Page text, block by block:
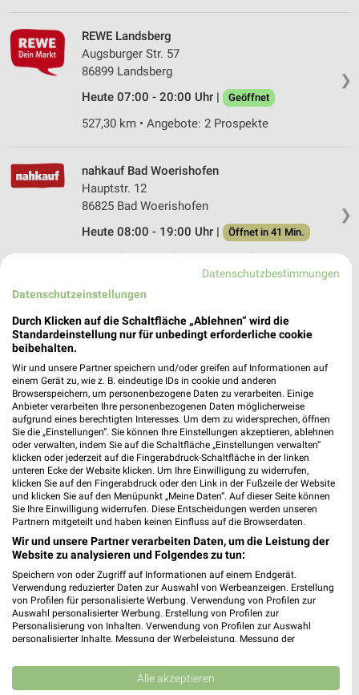
❯
REWE Landsberg
Augsburger Str. 57
86899 Landsberg
Heute 07:00 - 20:00 Uhr |
Geöffnet
527,30 km • Angebote: 2 Prospekte
❯
nahkauf Bad Woerishofen
Hauptstr. 12
86825 Bad Woerishofen
Heute 08:00 - 19:00 Uhr |
Öffnet in 41 Min.
540,07 km • Angebote: 1 Prospekt
EDEKA Wild Kaufering
Kolpingstraße 2
86916 Kaufering
Heute 07:00 - 20:00 Uhr | Geöffnet
524,88 km • Angebote: 1 Prospekt
REWE Kaufering
Kolpingstr. 12
86916 Kaufering
Heute 07:00 - 20:00 Uhr |
Geöffnet
524,63 km • Angebote: 2 Prospekte
Feneberg Landsberg
Weilheimer Straße 9-11
86899 Landsberg
Heute 08:00 - 20:00 Uhr | Öffnet in 41 Min.
Datenschutzbestimmungen
Datenschutzeinstellungen
Durch Klicken auf die Schaltfläche „Ablehnen“ wird die
Standardeinstellung nur für unbedingt erforderliche cookie
beibehalten.
Wir und unsere Partner speichern und/oder greifen auf Informationen auf
einem Gerät zu, wie z. B. eindeutige IDs in cookie und anderen
Browserspeichern, um personenbezogene Daten zu verarbeiten. Einige
Anbieter verarbeiten Ihre personenbezogenen Daten möglicherweise
aufgrund eines berechtigten Interesses. Um dem zu widersprechen, öffnen
Sie die „Einstellungen“. Sie können Ihre Einstellungen akzeptieren, ablehnen
oder verwalten, indem Sie auf die Schaltfläche „Einstellungen verwalten“
klicken oder jederzeit auf die Fingerabdruck-Schaltfläche in der linken
unteren Ecke der Website klicken. Um Ihre Einwilligung zu widerrufen,
klicken Sie auf den Fingerabdruck oder den Link in der Fußzeile der Website
und klicken Sie auf den Menüpunkt „Meine Daten“. Auf dieser Seite können
Sie Ihre Einwilligung widerrufen. Diese Entscheidungen werden unseren
Partnern mitgeteilt und haben keinen Einfluss auf die Browserdaten.
Wir und unsere Partner verarbeiten Daten, um die Leistung der
Website zu analysieren und Folgendes zu tun:
Speichern von oder Zugriff auf Informationen auf einem Endgerät.
Verwendung reduzierter Daten zur Auswahl von Werbeanzeigen. Erstellung
von Profilen für personalisierte Werbung. Verwendung von Profilen zur
Auswahl personalisierter Werbung. Erstellung von Profilen zur
Personalisierung von Inhalten. Verwendung von Profilen zur Auswahl
personalisierter Inhalte. Messung der Werbeleistung. Messung der
Kombinationen von Daten aus verschiedenen Quellen. Entwicklung und
Verbesserung der Angebote. Verwendung reduzierter Daten zur Auswahl
von Inhalten.
Alle akzeptieren